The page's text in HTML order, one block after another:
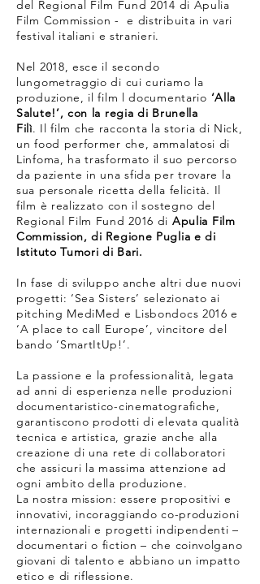
del Regional Film Fund 2014 di Apulia
Film Commission - e distribuita in vari
festival italiani e stranieri.
Nel 2018, esce il secondo
lungometraggio di cui curiamo la
produzione, il film l documentario ‘Alla
Salute!’, con la regia di Brunella
Filì. Il film che racconta la storia di Nick,
un food performer che, ammalatosi di
Linfoma, ha trasformato il suo percorso
da paziente in una sfida per trovare la
sua personale ricetta della felicità. Il
film è realizzato con il sostegno del
Regional Film Fund 2016 di Apulia Film
Commission, di Regione Puglia e di
Istituto Tumori di Bari.
In fase di sviluppo anche altri due nuovi
progetti: ‘Sea Sisters’ selezionato ai
pitching MediMed e Lisbondocs 2016 e
‘A place to call Europe’, vincitore del
bando ‘SmartItUp!’.
La passione e la professionalità, legata
ad anni di esperienza nelle produzioni
documentaristico-cinematografiche,
garantiscono prodotti di elevata qualità
tecnica e artistica, grazie anche alla
creazione di una rete di collaboratori
che assicuri la massima attenzione ad
ogni ambito della produzione.
La nostra mission: essere propositivi e
innovativi, incoraggiando co-produzioni
internazionali e progetti indipendenti –
documentari o fiction – che coinvolgano
giovani di talento e abbiano un impatto
etico e di riflessione.